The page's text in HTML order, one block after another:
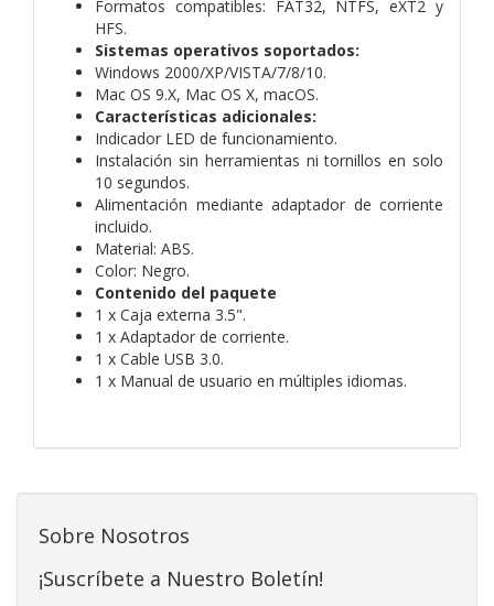
Formatos compatibles: FAT32, NTFS, eXT2 y
HFS.
Sistemas operativos soportados:
Windows 2000/XP/VISTA/7/8/10.
Mac OS 9.X, Mac OS X, macOS.
Características adicionales:
Indicador LED de funcionamiento.
Instalación sin herramientas ni tornillos en solo
10 segundos.
Alimentación mediante adaptador de corriente
incluido.
Material: ABS.
Color: Negro.
Contenido del paquete
1 x Caja externa 3.5".
1 x Adaptador de corriente.
1 x Cable USB 3.0.
1 x Manual de usuario en múltiples idiomas.
Sobre Nosotros
¡Suscríbete a Nuestro Boletín!